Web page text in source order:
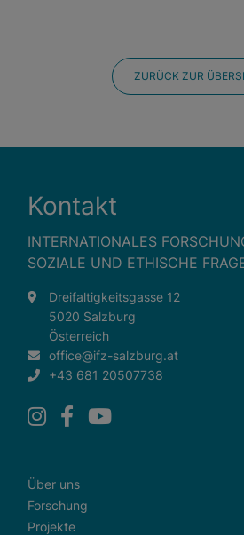
ZURÜCK ZUR
Kontakt
INTERNATIONALES
SOZIALE UND ETHISCHE
Dreifaltigkeitsgasse 12
5020 Salzburg
Österreich
office@ifz-salzburg.at
+43 681 20507738
Über uns
Forschung
Projekte
Externe Medien
Eingebettete Inhalte